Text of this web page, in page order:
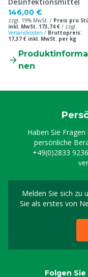
146,00 €
zzgl. 19% MwSt. / Preis pro
inkl. MwSt. 173,74 € / zzgl.
Versandkosten / Bruttopreis:
17,37 € inkl. MwSt. per kg
nen
Haben Sie
persönliche
+49(0)2833
Melden Sie sich zu
Sie als erstes von
Folgen